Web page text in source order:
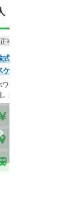
正社員
式会社ココカラファイ
ケア メイプル薬局 都
ワイト500認定のクリーン
。身だしなみの自…